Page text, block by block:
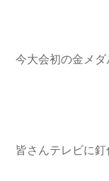
今大会初の金メ
皆さんテレビに